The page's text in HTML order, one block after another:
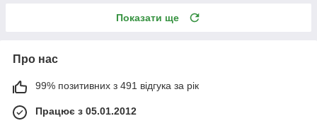
Показати ще
Про нас
99% позитивних з 491 відгука за рік
Працює з 05.01.2012